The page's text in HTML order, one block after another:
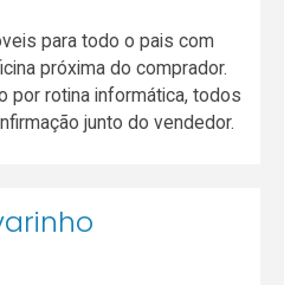
para todo o pais com
próxima do comprador.
por rotina informática, todos
junto do vendedor.